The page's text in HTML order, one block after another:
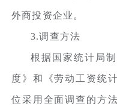
外商投资企业。
3.调查方法
根据国家统计局
度》和《劳动工资统
位采用全面调查的方